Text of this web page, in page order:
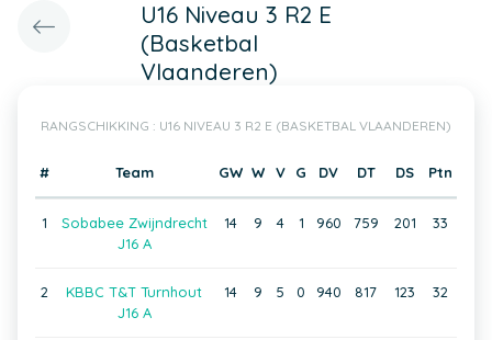
U16 Niveau 3 R2 E
(Basketbal
Vlaanderen)
RANGSCHIKKING : U16 NIVEAU 3 R2 E (BASKETBAL VLAANDEREN)
# Team GW W V G DV DT DS Ptn
1
Sobabee Zwijndrecht
J16 A
14 9 4 1 960 759 201 33
2
KBBC T&T Turnhout
J16 A
14 9 5 0 940 817 123 32